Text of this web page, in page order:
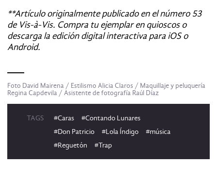
**Artículo originalmente publicado en el número 53
de Vis-à-Vis. Compra tu ejemplar en quioscos o
descarga la edición digital interactiva para iOS o
Android.
Foto David Mairena / Estilismo Alicia Claros / Maquillaje y peluquería
Regina Capdevila / Asistente de fotografía Raúl Díaz
TAGS #Caras
#Contando Lunares
#Don Patricio
#Lola Índigo
#música
#Reguetón
#Trap